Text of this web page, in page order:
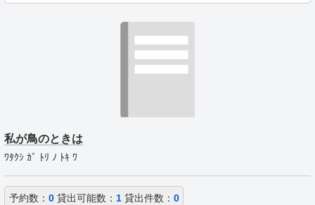
私が鳥のときは
ﾜﾀｸｼ ｶﾞ ﾄﾘ ﾉ ﾄｷ ﾜ
予約数： 0貸出可能数： 1貸出件数： 0